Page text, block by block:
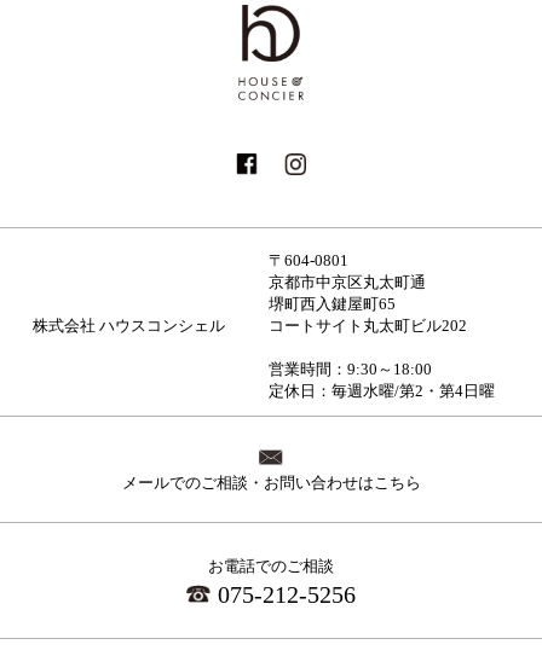
株式会社 ハウスコンシェル
〒604-0801
京都市中京区丸太町通
堺町西入鍵屋町65
コートサイト丸太町ビル202
営業時間：9:30～18:00
定休日：毎週水曜/第2・第4日曜
メールでのご相談・お問い合わせはこちら
お電話でのご相談
075-212-5256